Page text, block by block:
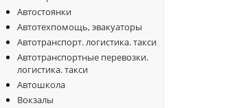
Автостоянки
Автотехпомощь, эвакуаторы
Автотранспорт. логистика. такси
Автотранспортные перевозки.
логистика. такси
Автошкола
Вокзалы